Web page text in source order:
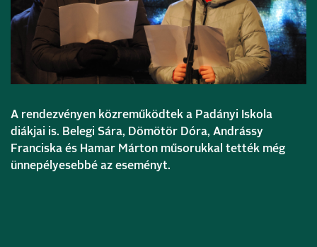
A rendezvényen közreműködtek a Padányi Iskola
diákjai is. Belegi Sára, Dömötör Dóra, Andrássy
Franciska és Hamar Márton műsorukkal tették még
ünnepélyesebbé az eseményt.